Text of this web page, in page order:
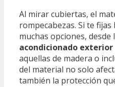
Al mirar cubiertas, el
rompecabezas. Si te
muchas opciones, desde
acondicionado
aquellas de madera o
del material no solo
también la protección